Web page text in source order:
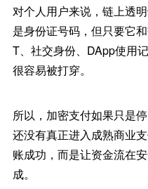
对个人用户来说，链上透
是身份证号码，但只要它
T、社交身份、DApp使用
很容易被打穿。
所以，加密支付如果只是
还没有真正进入成熟商业
账成功，而是让资金流在
成。